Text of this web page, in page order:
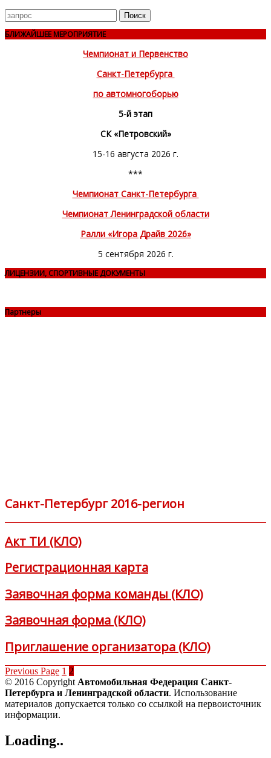
Поиск
для
БЛИЖАЙШЕЕ МЕРОПРИЯТИЕ
Чемпионат и Первенство
Санкт-Петербурга
по автомногоборью
5-й этап
СК «Петровский»
15-16 августа 2026 г.
***
Чемпионат Санкт-Петербурга
Чемпионат Ленинградской области
Ралли «Игора Драйв 2026»
5 сентября 2026 г.
ЛИЦЕНЗИИ, СПОРТИВНЫЕ ДОКУМЕНТЫ
Партнеры
Санкт-Петербург 2016-регион
Акт ТИ (КЛО)
Регистрационная карта
Заявочная форма команды (КЛО)
Заявочная форма (КЛО)
Приглашение организатора (КЛО)
Previous Page 1 2
© 2016 Copyright Автомобильная Федерация Санкт-
Петербурга и Ленинградской области. Использование
материалов допускается только со ссылкой на первоисточник
информации.
Loading..